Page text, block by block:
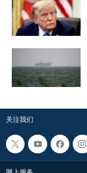
关注我们